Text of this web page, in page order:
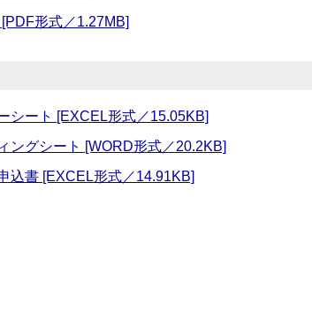
形式／1.27MB]
シート [EXCEL形式／15.05KB]
ングシート [WORD形式／20.2KB]
込書 [EXCEL形式／14.91KB]